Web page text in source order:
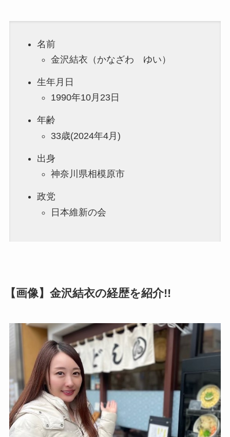
名前
金沢結衣（かなざわ ゆい）
生年月日
1990年10月23日
年齢
33歳(2024年4月)
出身
神奈川県相模原市
政党
日本維新の会
【画像】金沢結衣の経歴を紹介!!